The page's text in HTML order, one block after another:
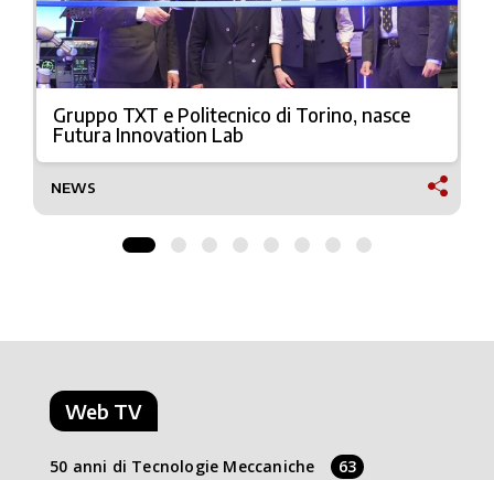
Gruppo TXT e Politecnico di Torino, nasce
Futura Innovation Lab
NEWS
Web TV
50 anni di Tecnologie Meccaniche 63